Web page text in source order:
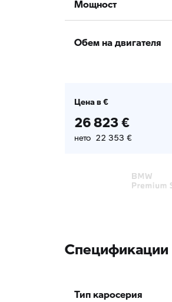
Обем на двигателя
Цена в €
26 823 €
нето 22 353 €
Спецификации
Тип каросерия